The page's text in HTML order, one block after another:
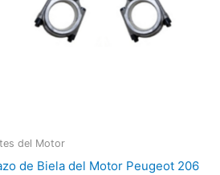
del Motor
de Biela del Motor Peugeot 206